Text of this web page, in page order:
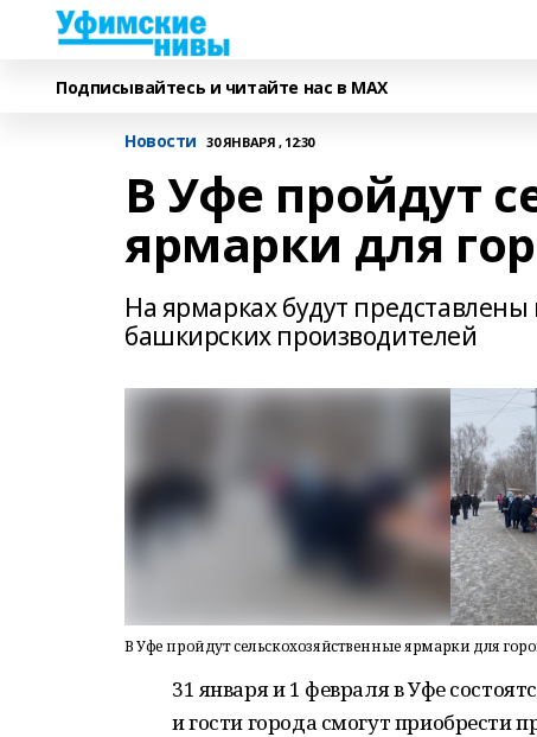
Подписывайтесь и читайте нас в MAX
Новости 30 ЯНВАРЯ , 12:30
В Уфе пройдут
ярмарки для
На ярмарках будут
башкирских производителей
В Уфе пройдут сельскохозяйственные ярмарки для
31 января и 1 февраля в Уфе
и гости города смогут